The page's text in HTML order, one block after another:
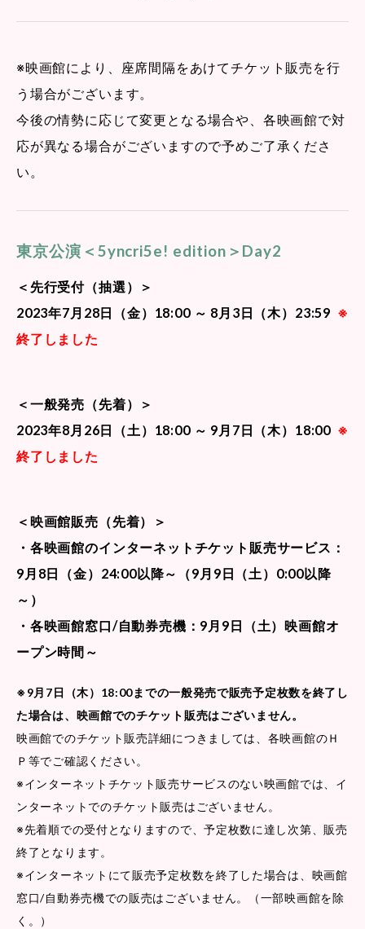
※映画館により、座席間隔をあけてチケット販売を行
う場合がございます。
今後の情勢に応じて変更となる場合や、各映画館で対
応が異なる場合がございますので予めご了承くださ
い。
東京公演＜5yncri5e! edition＞Day2
＜先行受付（抽選）＞
2023年7月28日（金）18:00 ～ 8月3日（木）23:59 ※
終了しました
＜一般発売（先着）＞
2023年8月26日（土）18:00 ～ 9月7日（木）18:00 ※
終了しました
＜映画館販売（先着）＞
・各映画館のインターネットチケット販売サービス：
9月8日（金）24:00以降～（9月9日（土）0:00以降
～）
・各映画館窓口/自動券売機：9月9日（土）映画館オ
ープン時間～
※9月7日（木）18:00までの一般発売で販売予定枚数を終了し
た場合は、映画館でのチケット販売はございません。
映画館でのチケット販売詳細につきましては、各映画館のＨ
Ｐ等でご確認ください。
※インターネットチケット販売サービスのない映画館では、イ
ンターネットでのチケット販売はございません。
※先着順での受付となりますので、予定枚数に達し次第、販売
終了となります。
※インターネットにて販売予定枚数を終了した場合は、映画館
窓口/自動券売機での販売はございません。（一部映画館を除
く。）